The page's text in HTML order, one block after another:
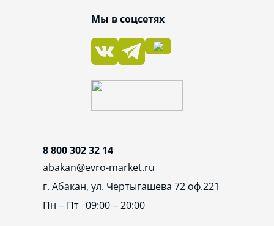
Мы в соцсетях
8 800 302 32 14
abakan@evro-market.ru
г. Абакан, ул. Чертыгашева 72 оф.221
Пн – Пт 09:00 – 20:00